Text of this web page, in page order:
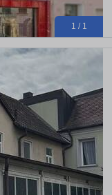
1 / 1